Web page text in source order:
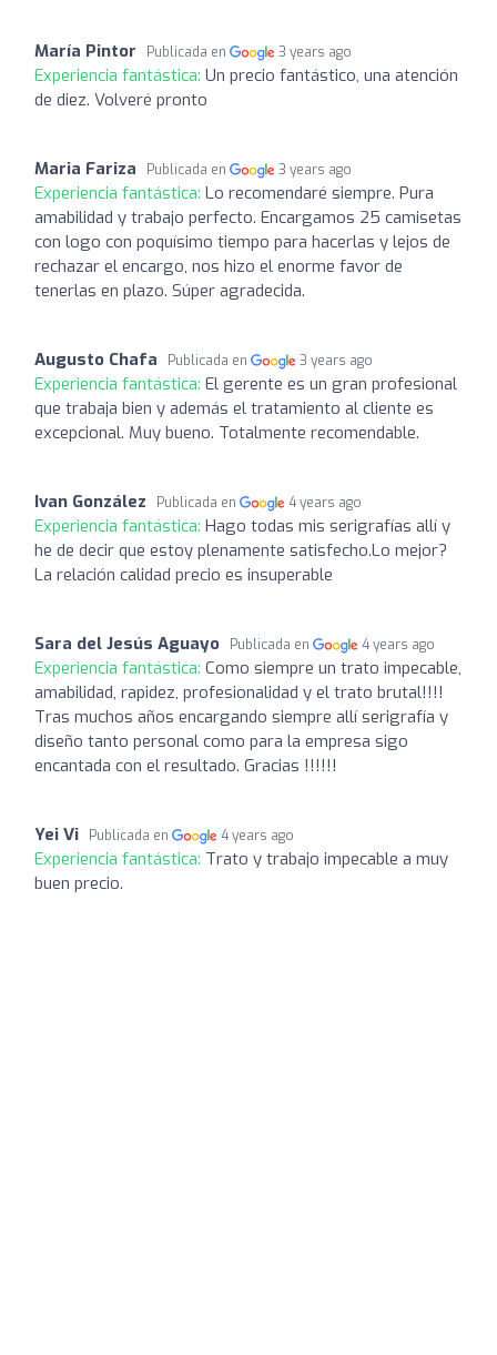
María Pintor Publicada en 3 years ago
Experiencia fantástica: Un precio fantástico, una atención
de diez. Volveré pronto
Maria Fariza Publicada en 3 years ago
Experiencia fantástica: Lo recomendaré siempre. Pura
amabilidad y trabajo perfecto. Encargamos 25 camisetas
con logo con poquísimo tiempo para hacerlas y lejos de
rechazar el encargo, nos hizo el enorme favor de
tenerlas en plazo. Súper agradecida.
Augusto Chafa Publicada en 3 years ago
Experiencia fantástica: El gerente es un gran profesional
que trabaja bien y además el tratamiento al cliente es
excepcional. Muy bueno. Totalmente recomendable.
Ivan González Publicada en 4 years ago
Experiencia fantástica: Hago todas mis serigrafías allí y
he de decir que estoy plenamente satisfecho.Lo mejor?
La relación calidad precio es insuperable
Sara del Jesús Aguayo Publicada en 4 years ago
Experiencia fantástica: Como siempre un trato impecable,
amabilidad, rapidez, profesionalidad y el trato brutal!!!!
Tras muchos años encargando siempre allí serigrafía y
diseño tanto personal como para la empresa sigo
encantada con el resultado. Gracias !!!!!!
Yei Vi Publicada en 4 years ago
Experiencia fantástica: Trato y trabajo impecable a muy
buen precio.